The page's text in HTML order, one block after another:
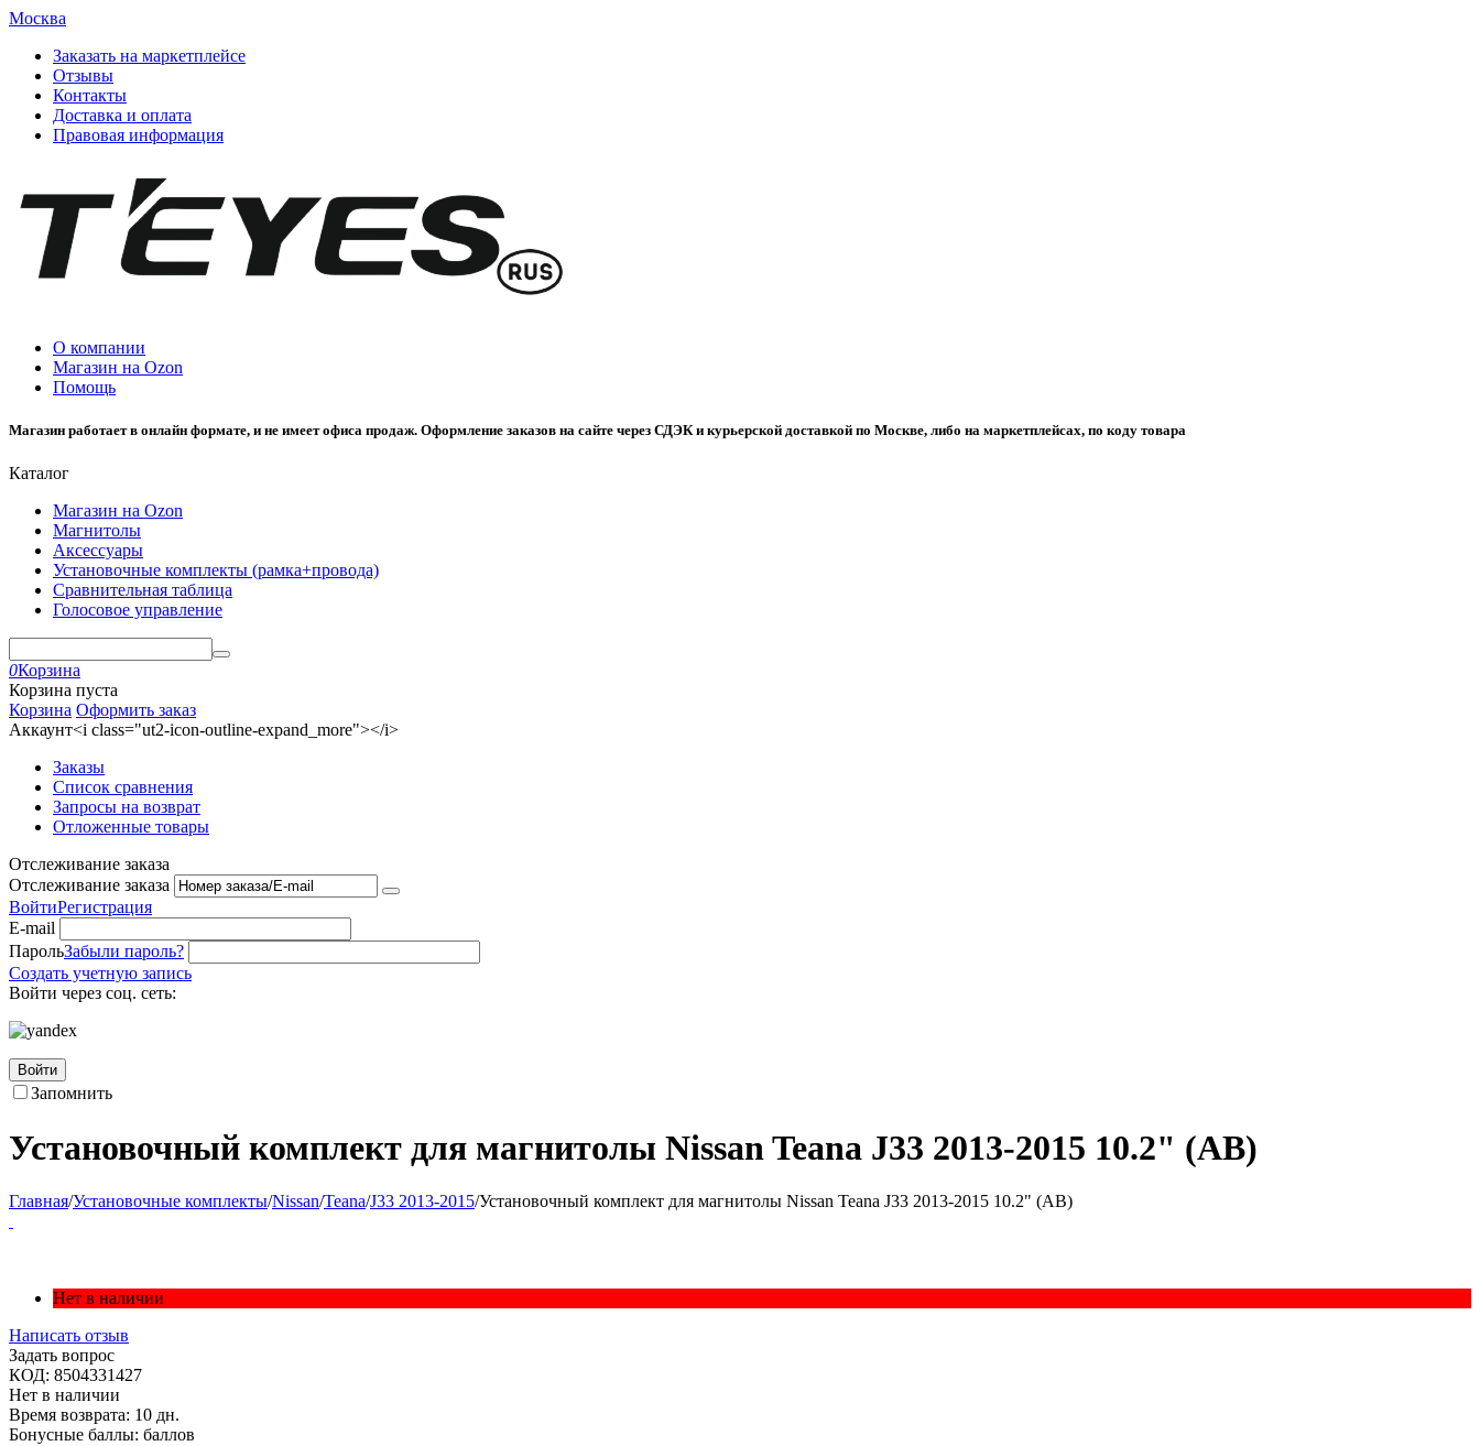
Москва
Заказать на маркетплейсе
Отзывы
Контакты
Доставка и оплата
Правовая информация
О компании
Магазин на Ozon
Помощь
Магазин работает в онлайн формате, и не имеет офиса продаж. Оформление заказов на сайте через СДЭК и курьерской доставкой по Москве, либо на маркетплейсах, по коду товара
Каталог
Магазин на Ozon
Магнитолы
Аксессуары
Установочные комплекты (рамка+провода)
Сравнительная таблица
Голосовое управление
0Корзина
Корзина пуста
Корзина Оформить заказ
Аккаунт<i class="ut2-icon-outline-expand_more"></i>
Заказы
Список сравнения
Запросы на возврат
Отложенные товары
Отслеживание заказа
Отслеживание заказа
ВойтиРегистрация
E-mail
ПарольЗабыли пароль?
Создать учетную запись
Войти через соц. сеть:
Войти
Запомнить
Установочный комплект для магнитолы Nissan Teana J33 2013-2015 10.2" (AB)
Главная/Установочные комплекты/Nissan/Teana/J33 2013-2015/Установочный комплект для магнитолы Nissan Teana J33 2013-2015 10.2" (AB)
Нет в наличии
Написать отзыв
Задать вопрос
КОД: 8504331427
Нет в наличии
Время возврата: 10 дн.
Бонусные баллы: баллов